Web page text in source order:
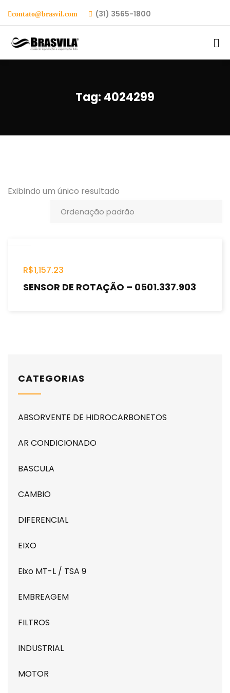
contato@brasvil.com (31) 3565-1800
Tag: 4024299
Exibindo um único resultado
R$1,157.23
SENSOR DE ROTAÇÃO – 0501.337.903
CATEGORIAS
ABSORVENTE DE HIDROCARBONETOS
AR CONDICIONADO
BASCULA
CAMBIO
DIFERENCIAL
EIXO
Eixo MT-L / TSA 9
EMBREAGEM
FILTROS
INDUSTRIAL
MOTOR